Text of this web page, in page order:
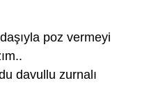
poz vermeyi
davullu zurnalı